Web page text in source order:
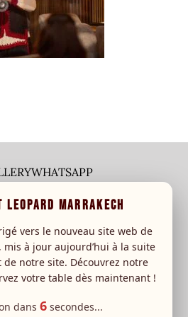
WHATSAPP
LEOPARD MARRAKECH
vers le nouveau site web de
, mis à jour aujourd’hui à la suite
notre site. Découvrez notre
votre table dès maintenant !
dans 6secondes...